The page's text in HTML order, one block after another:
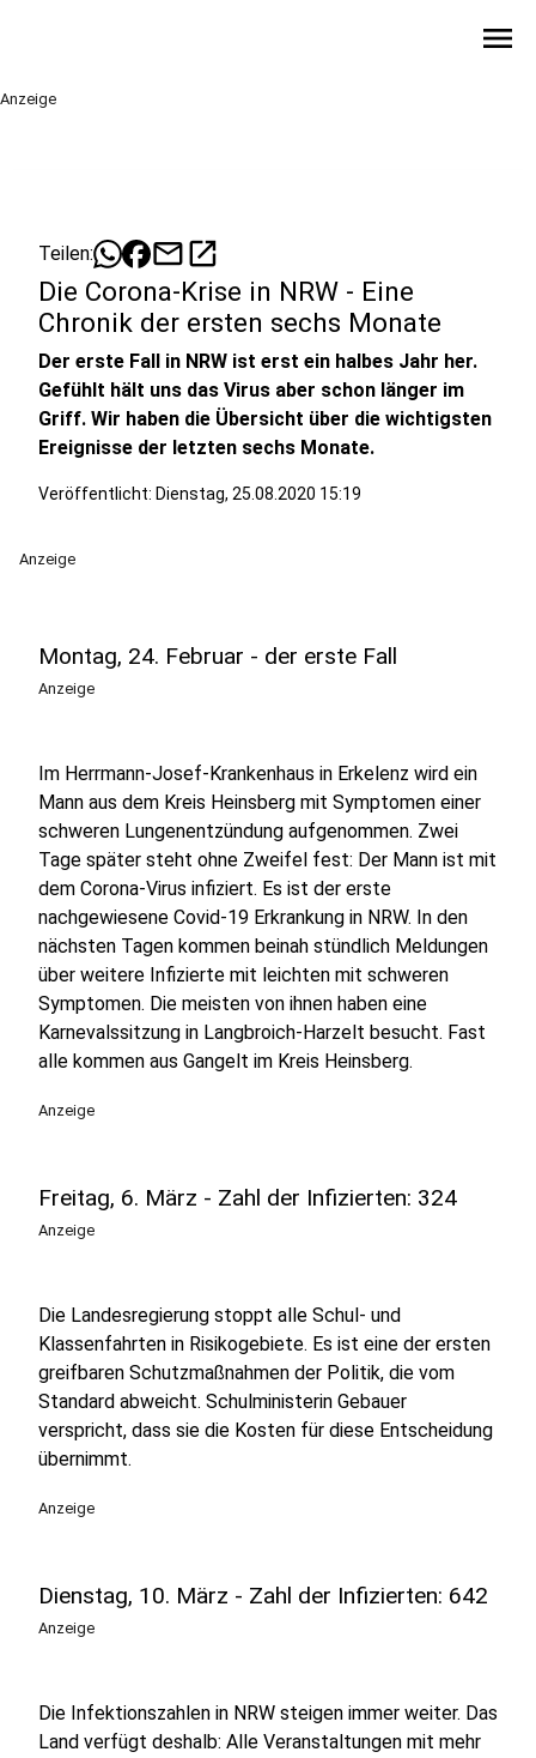
menu
Anzeige
Teilen: mailopen_in_new
Die Corona-Krise in NRW - Eine
Chronik der ersten sechs Monate
Der erste Fall in NRW ist erst ein halbes Jahr her.
Gefühlt hält uns das Virus aber schon länger im
Griff. Wir haben die Übersicht über die wichtigsten
Ereignisse der letzten sechs Monate.
Veröffentlicht: Dienstag, 25.08.2020 15:19
Anzeige
Montag, 24. Februar - der erste Fall
Anzeige
Im Herrmann-Josef-Krankenhaus in Erkelenz wird ein
Mann aus dem Kreis Heinsberg mit Symptomen einer
schweren Lungenentzündung aufgenommen. Zwei
Tage später steht ohne Zweifel fest: Der Mann ist mit
dem Corona-Virus infiziert. Es ist der erste
nachgewiesene Covid-19 Erkrankung in NRW. In den
nächsten Tagen kommen beinah stündlich Meldungen
über weitere Infizierte mit leichten mit schweren
Symptomen. Die meisten von ihnen haben eine
Karnevalssitzung in Langbroich-Harzelt besucht. Fast
alle kommen aus Gangelt im Kreis Heinsberg.
Anzeige
Freitag, 6. März - Zahl der Infizierten: 324
Anzeige
Die Landesregierung stoppt alle Schul- und
Klassenfahrten in Risikogebiete. Es ist eine der ersten
greifbaren Schutzmaßnahmen der Politik, die vom
Standard abweicht. Schulministerin Gebauer
verspricht, dass sie die Kosten für diese Entscheidung
übernimmt.
Anzeige
Dienstag, 10. März - Zahl der Infizierten: 642
Anzeige
Die Infektionszahlen in NRW steigen immer weiter. Das
Land verfügt deshalb: Alle Veranstaltungen mit mehr